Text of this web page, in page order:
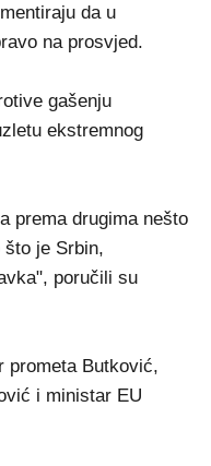
da u
na prosvjed.
gašenju
ekstremnog
prema drugima nešto
je Srbin,
poručili su
prometa Butković,
i ministar EU